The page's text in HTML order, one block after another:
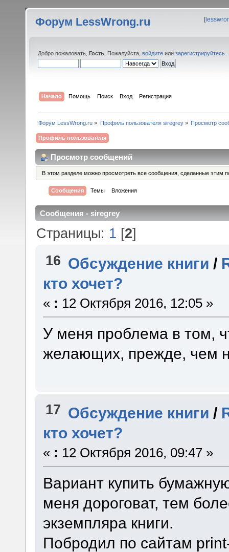
Форум LessWrong.ru [
Добро пожаловать, Гость . Пожалуйста, войдите или зарегистрируйтесь
Начало Помощь Поиск Вход Регистрация
Форум LessWrong.ru » Профиль пользователя siregrey» Просмотр
Профиль пользователя
Просмотр сообщений
В этом разделе можно просмотреть все сообщения, сделанные этим
Сообщения Темы Вложения
Сообщения - siregrey
Страницы: 1 [2]
16 Обсуждение книги /
кто хочет?
« : 12 Октября 2016, 12:05 »
У меня проблема в том,
желающих, прежде, чем
17 Обсуждение книги /
кто хочет?
« : 12 Октября 2016, 09:47 »
Вариант купить
меня дороговат, тем
экземпляра книги.
Побродил по сайтам